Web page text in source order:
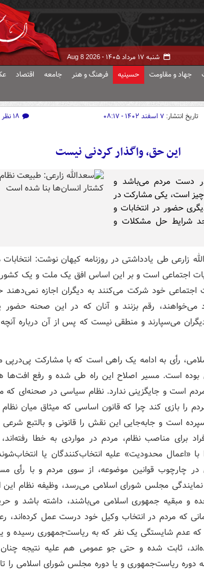
شنبه ۱۷ مرداد ۱۴۰۵ - Aug 8 2026
جهاد و مقاومت حسینیه فرهنگ و هنر جامعه اقتصاد
تاریخ انتشار: ۷ اسفند ۱۴۰۲ - ۰۸:۱۷ ۱۸ نظر
این حق، واگذار کردنی نیست
دست مردم می‌باشد و
است، یکی مشارکت در
حضور در انتخابات و
شرایط حل مشکلات و
زارعی طی یادداشتی در روزنامه کیهان نوشت:
اجتماعی است و بر این اساس افق یک ملت و یک
خود شرکت می‌کنند به دیگران اجازه نمی‌دهند
می‌خواهند، رقم بزنند و آنان که در این صحنه حضور
می‌سپارند و منطقی نیست که پس از آن درباره
رأی به ادامه یک راهی است که با مشارکت
بوده است. مسیر اصلاح این راه طی شده و رفع افت‌ها
است و جایگزینی ندارد. نظام سیاسی در صحنه‌ای که
را بازی کند چرا که قانون اساسی که میثاق میان
است و جابه‌جایی این نقش را قانونی و بالتبع
برای مناصب نظام، مردم در مواردی به خطا
با «اعمال محدودیت» علیه انتخاب‌کنندگان یا
در چارچوب قوانین موضوعه، از سوی مردم و با رأی
مجلس شورای اسلامی می‌رسد، وظیفه نظام
و مبقیه جمهوری اسلامی می‌باشند، داشته باشد و
که مردم در انتخاب وکیل خود درست عمل کرده‌اند،
عدم شایستگی یک نفر که به ریاست‌جمهوری رسیده و
ثابت شده و حتی جو عمومی هم علیه نتیجه چنان
دوره ریاست‌جمهوری و یا دوره مجلس شورای اسلامی را